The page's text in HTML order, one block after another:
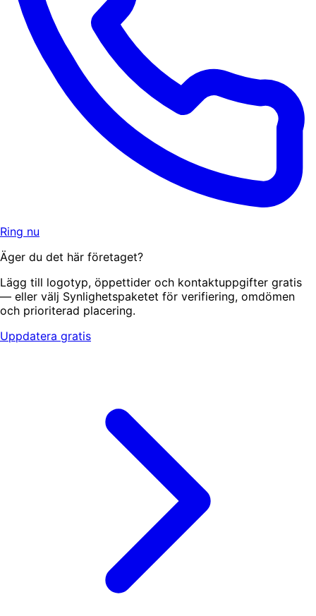
Ring nu
Äger du det här företaget?
Lägg till logotyp, öppettider och kontaktuppgifter gratis
— eller välj Synlighetspaketet för verifiering, omdömen
och prioriterad placering.
Uppdatera gratis